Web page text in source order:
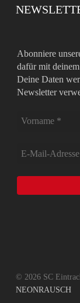
Abonniere
dafür mit
Deine Daten
Newsletter
© 2026 SC
NEONRAUSCH